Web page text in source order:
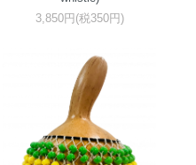
3,850円(税350円)